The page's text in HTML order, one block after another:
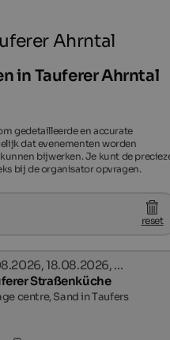
Ahrntal
in Tauferer Ahrntal
gedetailleerde en accurate
dat evenementen worden
bijwerken. Je kunt de
bij de organisator opvragen.
reset
18.08.2026, …
Straßenküche
centre, Sand in Taufers